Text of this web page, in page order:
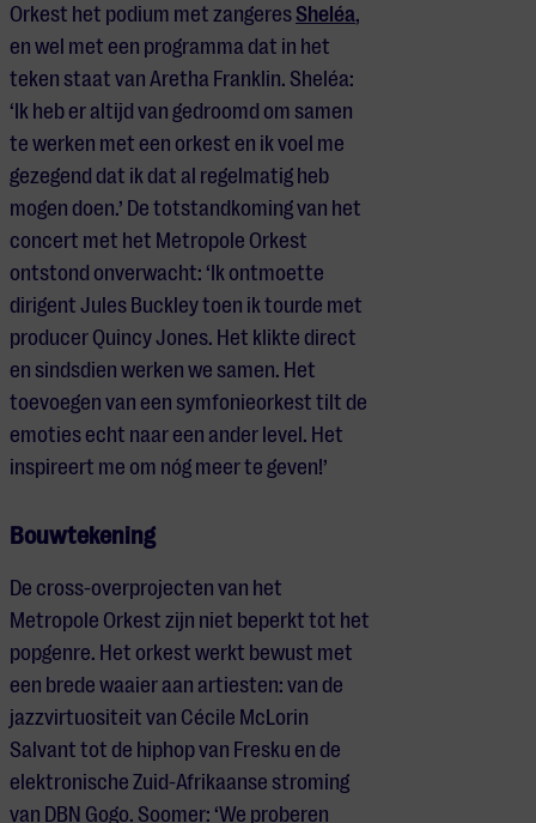
Orkest het podium met zangeresSheléa,
en wel met een programma dat in het
teken staat van Aretha Franklin. Sheléa:
‘Ik heb er altijd van gedroomd om samen
te werken met een orkest en ik voel me
gezegend dat ik dat al regelmatig heb
mogen doen.’ De totstandkoming van het
concert met het Metropole Orkest
ontstond onverwacht: ‘Ik ontmoette
dirigent Jules Buckleytoen ik tourde met
producer Quincy Jones. Het klikte direct
en sindsdien werken we samen. Het
toevoegen van een symfonieorkest tilt de
emoties echt naar een ander level. Het
inspireert me om nóg meer te geven!’
Bouwtekening
De cross-overprojecten van het
Metropole Orkest zijn niet beperkt tot het
popgenre. Het orkest werkt bewust met
een brede waaier aan artiesten: van de
jazzvirtuositeit van Cécile McLorin
Salvant tot de hiphop van Fresku en de
elektronische Zuid-Afrikaanse stroming
van DBN Gogo. Soomer: ‘We proberen